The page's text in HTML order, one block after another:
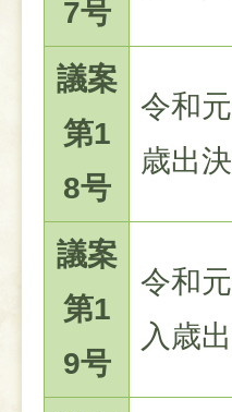
7号
議案
第1
8号
令和
歳出
議案
第1
9号
令和
入歳